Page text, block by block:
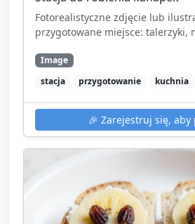
Fotorealistyczne zdjęcie lub
przygotowane miejsce: talerzyki,
Image
stacja
przygotowanie kuchnia
🎉 Zarejestruj się, aby